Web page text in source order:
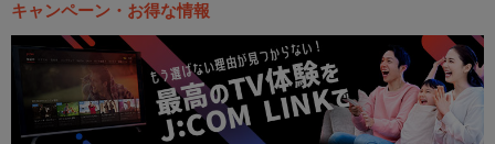
キャンペーン・お得な情報